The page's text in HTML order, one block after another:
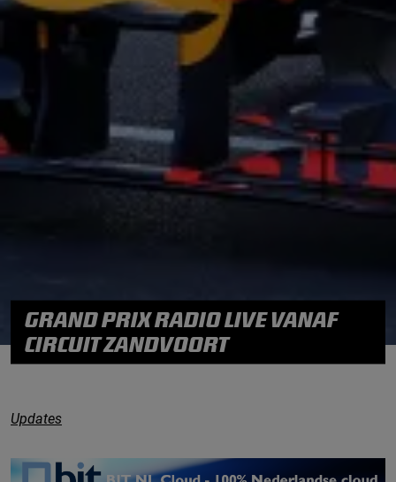
GRAND PRIX RADIO LIVE VANAF
CIRCUIT ZANDVOORT
Updates